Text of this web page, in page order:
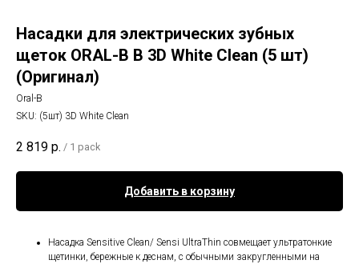
Насадки для электрических зубных
щеток ORAL-B B 3D White Clean (5 шт)
(Оригинал)
Oral-B
SKU: (5шт) 3D White Clean
2 819 р. / 1 pack
Добавить в корзину
Насадка Sensitive Clean/ Sensi UltraThin совмещает ультратонкие
щетинки, бережные к деснам, с обычными закругленными на